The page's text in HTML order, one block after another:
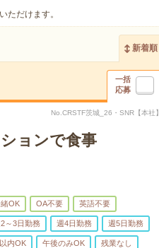
ただけます。
新着順
一括
応募
No.CRSTF茨城_26・SNR【本社】
ョンで食事
OK OA不要 英語不要
～3日勤務 週4日勤務 週5日勤務
内OK 午後のみOK 残業なし